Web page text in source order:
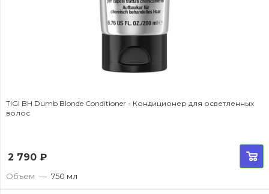
TIGI BH Dumb Blonde Conditioner - Кондиционер для осветленных
волос
2 790 ₽
Объем — 750 мл